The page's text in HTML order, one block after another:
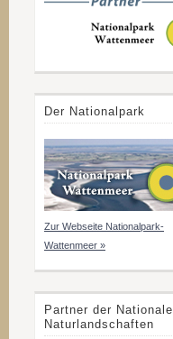
Der Nationalpark
Zur Webseite Nationalpark-
Wattenmeer »
Partner der Nationale
Naturlandschaften